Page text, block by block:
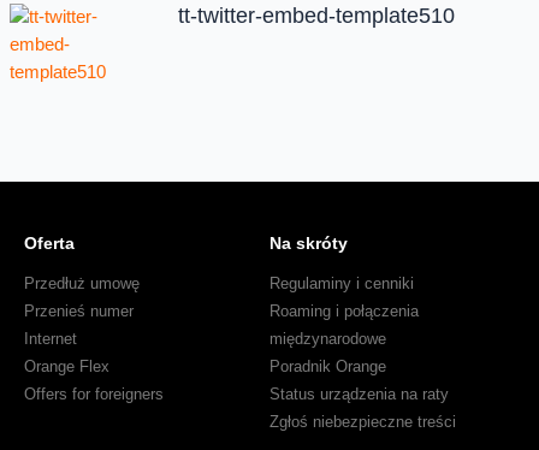
tt-twitter-embed-template510
Oferta
Przedłuż umowę
Przenieś numer
Internet
Orange Flex
Offers for foreigners
Na skróty
Regulaminy i cenniki
Roaming i połączenia
międzynarodowe
Poradnik Orange
Status urządzenia na raty
Zgłoś niebezpieczne treści